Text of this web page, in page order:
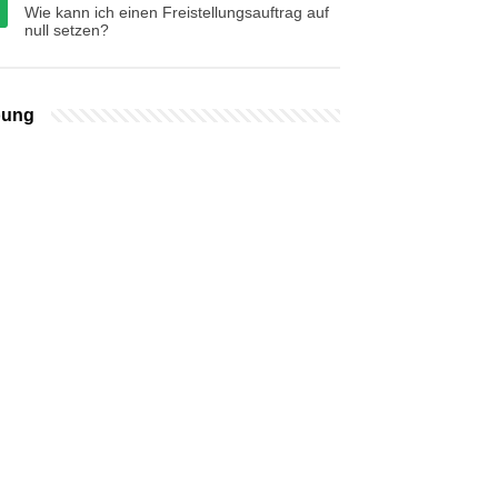
Wie kann ich einen Freistellungsauftrag auf
null setzen?